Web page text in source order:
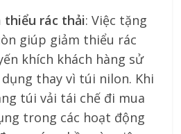
thiểu rác thải: Việc tặng
giúp giảm thiểu rác
khích khách hàng sử
thay vì túi nilon. Khi
túi vải tái chế đi mua
trong các hoạt động